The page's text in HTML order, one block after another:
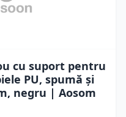
cu suport pentru
PU, spumă și
negru | Aosom